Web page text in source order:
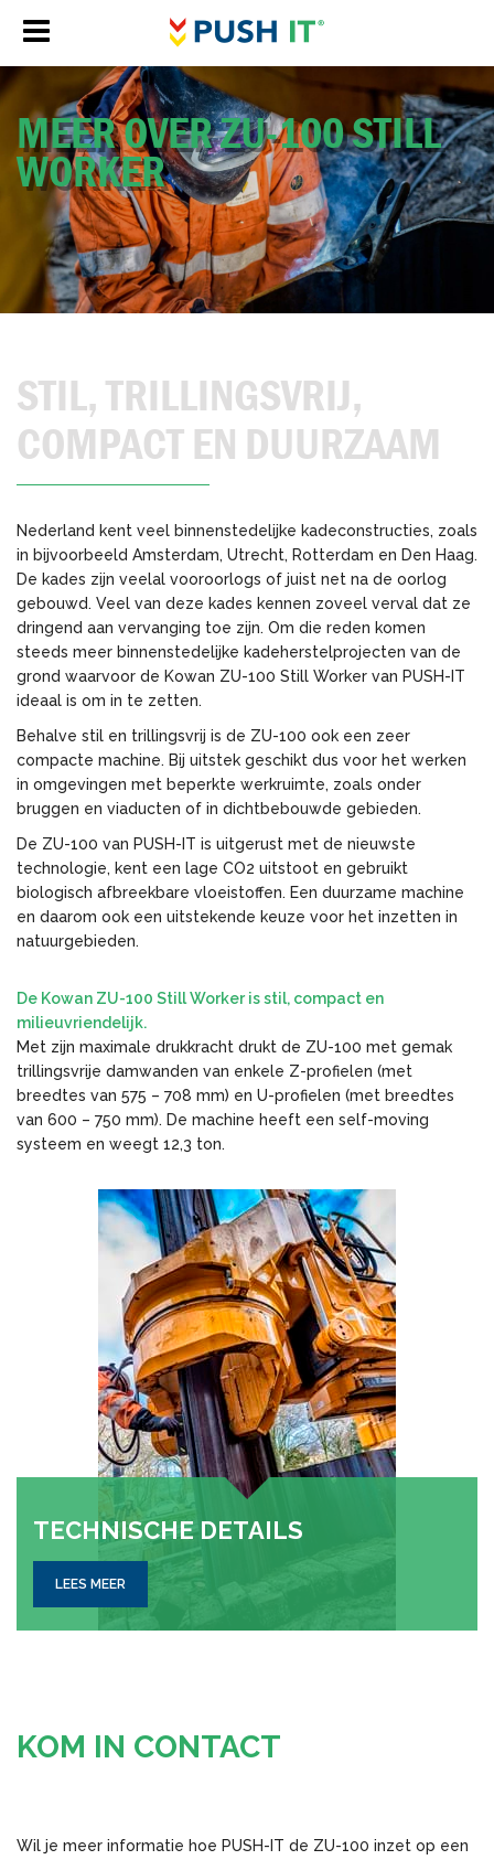
MEER OVER ZU-100 STILL
WOR­KER
STIL, TRILLINGSVRIJ,
COMPACT EN DUURZAAM
Nederland kent veel binnenstedelijke kadeconstructies, zoals
in bijvoorbeeld Amsterdam, Utrecht, Rotterdam en Den Haag.
De kades zijn veelal vooroorlogs of juist net na de oorlog
gebouwd. Veel van deze kades kennen zoveel verval dat ze
dringend aan vervanging toe zijn. Om die reden komen
steeds meer binnenstedelijke kadeherstelprojecten van de
grond waarvoor de Kowan ZU-100 Still Worker van PUSH-IT
ideaal is om in te zetten.
Behalve stil en trillingsvrij is de ZU-100 ook een zeer
compacte machine. Bij uitstek geschikt dus voor het werken
in omgevingen met beperkte werkruimte, zoals onder
bruggen en viaducten of in dichtbebouwde gebieden.
De ZU-100 van PUSH-IT is uitgerust met de nieuwste
technologie, kent een lage CO2 uitstoot en gebruikt
biologisch afbreekbare vloeistoffen. Een duurzame machine
en daarom ook een uitstekende keuze voor het inzetten in
natuurgebieden.
De Kowan ZU-100 Still Worker is stil, compact en
milieuvriendelijk.
Met zijn maximale drukkracht drukt de ZU-100 met gemak
trillingsvrije damwanden van enkele Z-profielen (met
breedtes van 575 – 708 mm) en U-profielen (met breedtes
van 600 – 750 mm). De machine heeft een self-moving
systeem en weegt 12,3 ton.
TECH­NI­SCHE DE­TAILS
LEES MEER
KOM IN CONTACT
Wil je meer informatie hoe PUSH-IT de ZU-100 inzet op een